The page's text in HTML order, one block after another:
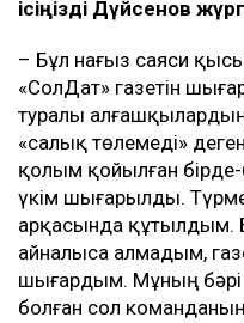
ісіңізді Дүйсенов
– Бұл нағыз саяси
«СолДат» газетін
туралы
«салық төлемеді»
қолым қойылған
үкім шығарылды.
арқасында құтылдым.
айналыса алмадым,
шығардым. Мұның
болған сол